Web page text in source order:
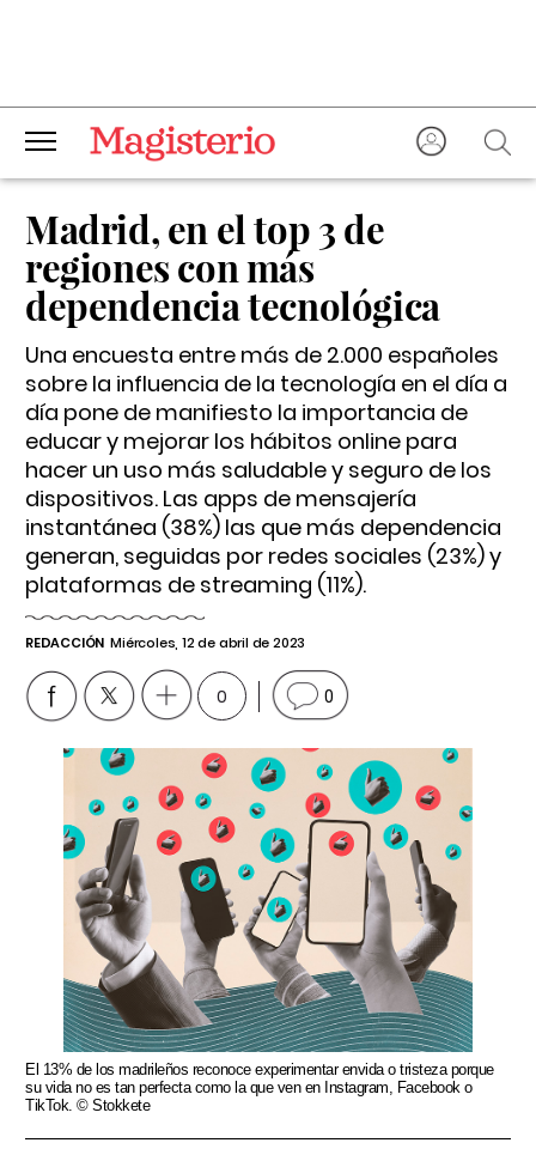
Madrid, en el top 3 de
regiones con más
dependencia tecnológica
Una encuesta entre más de 2.000 españoles
sobre la influencia de la tecnología en el día a
día pone de manifiesto la importancia de
educar y mejorar los hábitos online para
hacer un uso más saludable y seguro de los
dispositivos. Las apps de mensajería
instantánea (38%) las que más dependencia
generan, seguidas por redes sociales (23%) y
plataformas de streaming (11%).
REDACCIÓN Miércoles, 12 de abril de 2023
0 0
El 13% de los madrileños reconoce experimentar envida o tristeza porque
su vida no es tan perfecta como la que ven en Instagram, Facebook o
TikTok. © Stokkete